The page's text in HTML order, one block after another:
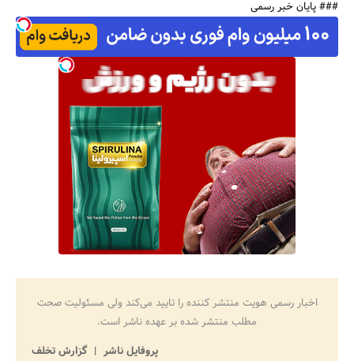
### پایان خبر رسمی
اخبار رسمی هویت منتشر کننده را تایید می‌کند ولی مسئولیت صحت
مطلب منتشر شده بر عهده ناشر است.
پروفایل ناشر
گزارش تخلف